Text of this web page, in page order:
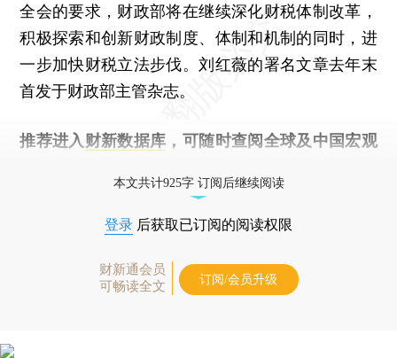
全会的要求，财政部将在继续深化财税体制改革，
积极探索和创新财政制度、体制和机制的同时，进
一步加快财税立法步伐。刘红薇的署名文章去年末
首发于财政部主管杂志。
推荐进入 财新数据库 ，可随时查阅全球及中国宏观
本文共计925字 订阅后继续阅读
登录 后获取已订阅的阅读权限
财新通会员
可畅读全文
订阅/会员升级